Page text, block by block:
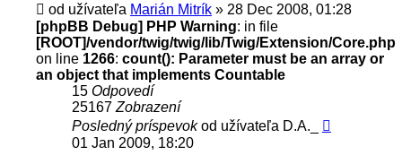
od užívateľa Marián Mitrík » 28 Dec 2008, 01:28
[phpBB Debug] PHP Warning: in file
[ROOT]/vendor/twig/twig/lib/Twig/Extension/Core.php
on line 1266: count(): Parameter must be an array or
an object that implements Countable
15 Odpovedí
25167 Zobrazení
Posledný príspevokod užívateľa D.A._
01 Jan 2009, 18:20